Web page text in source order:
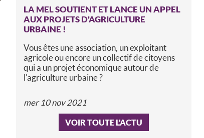
LA MEL SOUTIENT ET LANCE UN APPEL
AUX PROJETS D'AGRICULTURE
URBAINE !
Vous êtes une association, un exploitant
agricole ou encore un collectif de citoyens
qui a un projet économique autour de
l'agriculture urbaine ?
mer 10 nov 2021
VOIR TOUTE L'ACTU